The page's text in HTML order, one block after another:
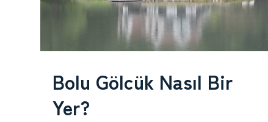
Bolu Gölcük Nasıl Bir
Yer?